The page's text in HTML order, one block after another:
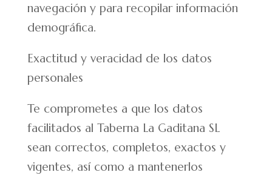
navegación y para recopilar información
demográfica.
Exactitud y veracidad de los datos
personales
Te comprometes a que los datos
facilitados al Taberna La Gaditana SL
sean correctos, completos, exactos y
vigentes, así como a mantenerlos